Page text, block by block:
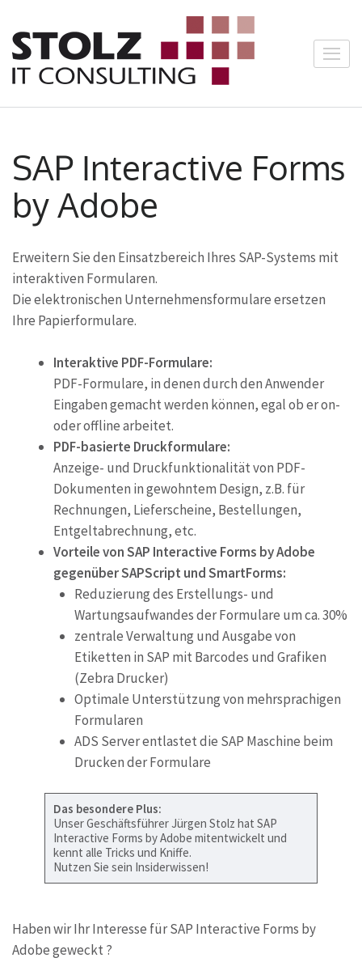
Inhalt
springen
(Enter
Stolz IT
SAP Interactive Forms
by Adobe
Erweitern Sie den Einsatzbereich Ihres SAP-Systems mit
interaktiven Formularen.
Die elektronischen Unternehmensformulare ersetzen
Ihre Papierformulare.
Interaktive PDF-Formulare:
PDF-Formulare, in denen durch den Anwender
Eingaben gemacht werden können, egal ob er on-
oder offline arbeitet.
PDF-basierte Druckformulare:
Anzeige- und Druckfunktionalität von PDF-
Dokumenten in gewohntem Design, z.B. für
Rechnungen, Lieferscheine, Bestellungen,
Entgeltabrechnung, etc.
Vorteile von SAP Interactive Forms by Adobe
gegenüber SAPScript und SmartForms:
Reduzierung des Erstellungs- und
Wartungsaufwandes der Formulare um ca. 30%
zentrale Verwaltung und Ausgabe von
Etiketten in SAP mit Barcodes und Grafiken
(Zebra Drucker)
Optimale Unterstützung von mehrsprachigen
Formularen
ADS Server entlastet die SAP Maschine beim
Drucken der Formulare
Das besondere Plus:
Unser Geschäftsführer Jürgen Stolz hat SAP
Interactive Forms by Adobe mitentwickelt und
kennt alle Tricks und Kniffe.
Nutzen Sie sein Insiderwissen!
Haben wir Ihr Interesse für SAP Interactive Forms by
Adobe geweckt ?